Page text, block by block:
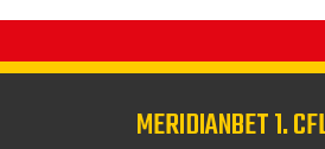
MERIDIANBET 1.